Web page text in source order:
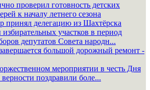
проверил готовность детских
к началу летнего сезона
принял делегацию из Шахтёрска
участков в период
депутатов Совета народн...
большой дорожный ремонт -
мероприятии в честь Дня
поздравили боле...